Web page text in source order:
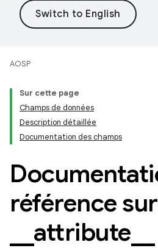
AOSP
Sur cette page
Champs de données
Description détaillée
Documentation des champs
référence
attribute